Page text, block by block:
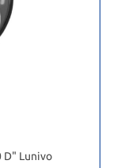
D" Lunivo